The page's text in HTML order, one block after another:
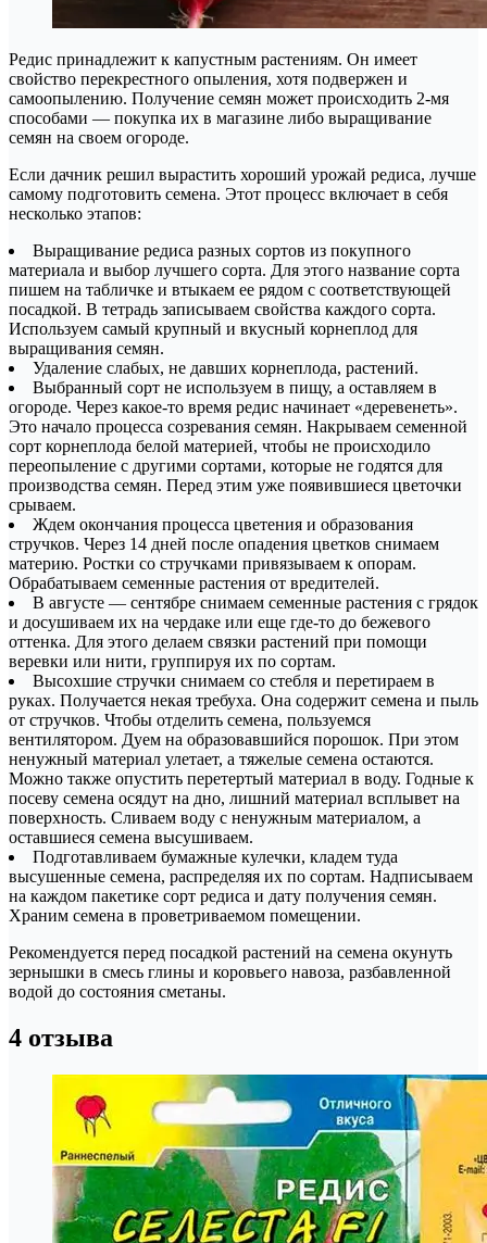
Редис принадлежит к капустным растениям. Он имеет
свойство перекрестного опыления, хотя подвержен и
самоопылению. Получение семян может происходить 2-мя
способами — покупка их в магазине либо выращивание
семян на своем огороде.
Если дачник решил вырастить хороший урожай редиса, лучше
самому подготовить семена. Этот процесс включает в себя
несколько этапов:
Выращивание редиса разных сортов из покупного
материала и выбор лучшего сорта. Для этого название сорта
пишем на табличке и втыкаем ее рядом с соответствующей
посадкой. В тетрадь записываем свойства каждого сорта.
Используем самый крупный и вкусный корнеплод для
выращивания семян.
Удаление слабых, не давших корнеплода, растений.
Выбранный сорт не используем в пищу, а оставляем в
огороде. Через какое-то время редис начинает «деревенеть».
Это начало процесса созревания семян. Накрываем семенной
сорт корнеплода белой материей, чтобы не происходило
переопыление с другими сортами, которые не годятся для
производства семян. Перед этим уже появившиеся цветочки
срываем.
Ждем окончания процесса цветения и образования
стручков. Через 14 дней после опадения цветков снимаем
материю. Ростки со стручками привязываем к опорам.
Обрабатываем семенные растения от вредителей.
В августе — сентябре снимаем семенные растения с грядок
и досушиваем их на чердаке или еще где-то до бежевого
оттенка. Для этого делаем связки растений при помощи
веревки или нити, группируя их по сортам.
Высохшие стручки снимаем со стебля и перетираем в
руках. Получается некая требуха. Она содержит семена и пыль
от стручков. Чтобы отделить семена, пользуемся
вентилятором. Дуем на образовавшийся порошок. При этом
ненужный материал улетает, а тяжелые семена остаются.
Можно также опустить перетертый материал в воду. Годные к
посеву семена осядут на дно, лишний материал всплывет на
поверхность. Сливаем воду с ненужным материалом, а
оставшиеся семена высушиваем.
Подготавливаем бумажные кулечки, кладем туда
высушенные семена, распределяя их по сортам. Надписываем
на каждом пакетике сорт редиса и дату получения семян.
Храним семена в проветриваемом помещении.
Рекомендуется перед посадкой растений на семена окунуть
зернышки в смесь глины и коровьего навоза, разбавленной
водой до состояния сметаны.
4 отзыва